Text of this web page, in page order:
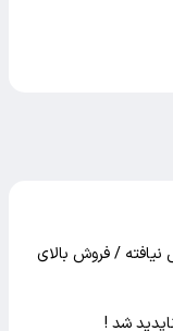
/ فروش بالای
شد !